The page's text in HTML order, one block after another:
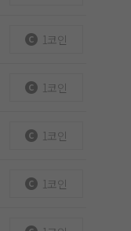
1코인
1코인
1코인
1코인